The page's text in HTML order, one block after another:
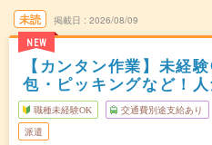
未読
NEW
掲載日 2026/08/09
【カンタン作業】未経
包・ピッキングなど！
職種未経験OK 交通費別途支給あり
派遣